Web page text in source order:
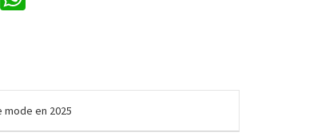
en 2025